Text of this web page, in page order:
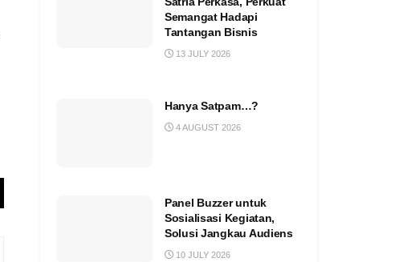
Semangat Hadapi
Tantangan Bisnis
13 JULY 2026
Hanya Satpam…?
4 AUGUST 2026
Panel Buzzer untuk
Sosialisasi Kegiatan,
Solusi Jangkau Audiens
10 JULY 2026